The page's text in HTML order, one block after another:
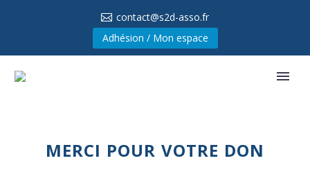
contact@s2d-asso.fr
Adhésion / Mon espace
MERCI POUR VOTRE DON